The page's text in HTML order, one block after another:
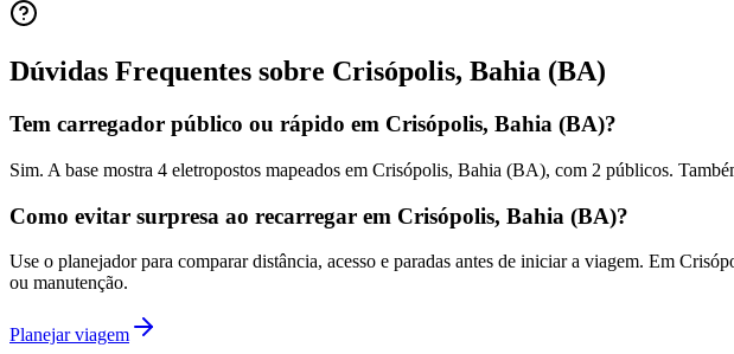
Dúvidas Frequentes sobre Crisópolis, Bahia (BA)
Tem carregador público ou rápido em Crisópolis, Bahia (BA)?
Sim. A base mostra 4 eletropostos mapeados em Crisópolis, Bahia (BA), com 2 públicos.
Como evitar surpresa ao recarregar em Crisópolis, Bahia (BA)?
Use o planejador para comparar distância, acesso e paradas antes de iniciar a viagem. Em
ou manutenção.
Planejar viagem